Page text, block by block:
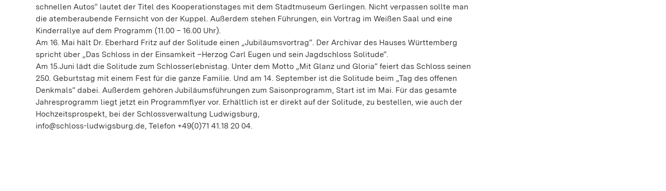
schnellen Autos“ lautet der Titel des Kooperationstages mit dem Stadtmuseum Gerlingen. Nicht verpassen sollte man
die atemberaubende Fernsicht von der Kuppel. Außerdem stehen Führungen, ein Vortrag im Weißen Saal und eine
Kinderrallye auf dem Programm (11.00 – 16.00 Uhr).
Am 16. Mai hält Dr. Eberhard Fritz auf der Solitude einen „Jubiläumsvortrag“. Der Archivar des Hauses Württemberg
spricht über „Das Schloss in der Einsamkeit –Herzog Carl Eugen und sein Jagdschloss Solitude“.
Am 15.Juni lädt die Solitude zum Schlosserlebnistag. Unter dem Motto „Mit Glanz und Gloria“ feiert das Schloss seinen
250. Geburtstag mit einem Fest für die ganze Familie. Und am 14. September ist die Solitude beim „Tag des offenen
Denkmals“ dabei. Außerdem gehören Jubiläumsführungen zum Saisonprogramm, Start ist im Mai. Für das gesamte
Jahresprogramm liegt jetzt ein Programmflyer vor. Erhältlich ist er direkt auf der Solitude, zu bestellen, wie auch der
Hochzeitsprospekt, bei der Schlossverwaltung Ludwigsburg,
info@schloss-ludwigsburg.de, Telefon +49(0)71 41.18 20 04.